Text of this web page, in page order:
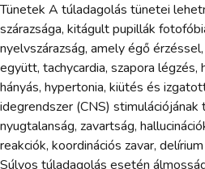
Tünetek A túladagolás tünetei
szárazsága, kitágult pupillák
nyelvszárazság, amely égő
együtt, tachycardia, szapora légzés,
hányás, hypertonia, kiütés és
idegrendszer (CNS)
nyugtalanság, zavartság,
reakciók, koordinációs zavar,
Súlyos túladagolás esetén